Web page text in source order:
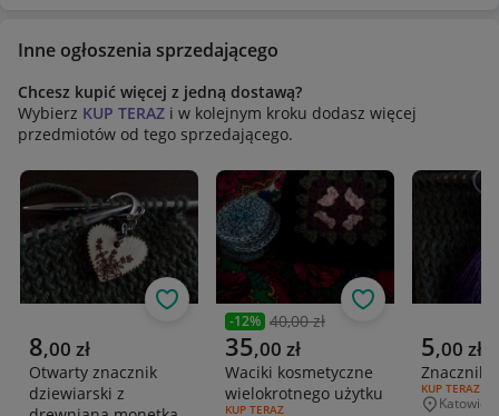
Inne ogłoszenia sprzedającego
Chcesz kupić więcej z jedną dostawą?
Wybierz KUP TERAZ i w kolejnym kroku dodasz więcej
przedmiotów od tego sprzedającego.
Aktualna cena
8,00 zł
Otwarty znacznik
dziewiarski z
Obserwuj
Poprzednia cena
-12% 40,00 zł
Aktualna cena
35,00 zł
Waciki kosmetyczne
wielokrotnego użytku
RODZAJ OFERTY:
KUP TERAZ
Obserwuj
Aktualna
5,00 zł
Znacznik
RODZAJ
KUP TERAZ
Katowice